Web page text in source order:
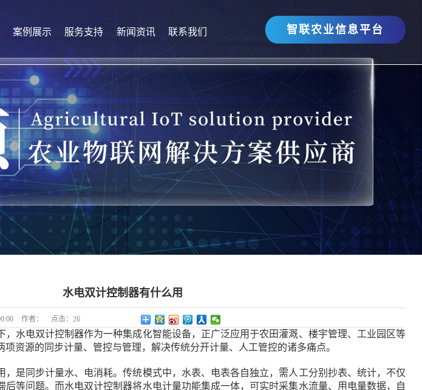
案例展示 服务支持 新闻资讯 联系我们 智联农业信息平台
水电双计控制器有什么用
作者： 点击：26
电双计控制器作为一种集成化智能设备，正广泛应用于农田灌溉、楼宇管理、工业园区等
资源的同步计量、管控与管理，解决传统分开计量、人工管控的诸多痛点。
同步计量水、电消耗。传统模式中，水表、电表各自独立，需人工分别抄表、统计，不仅
后等问题。而水电双计控制器将水电计量功能集成一体，可实时采集水流量、用电量数据，自